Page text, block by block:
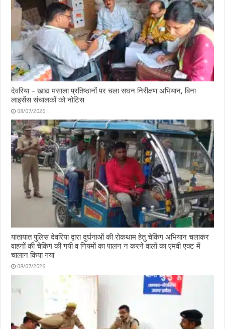
देवरिया – खाद्य मसाला प्रतिष्ठानों पर चला सघन निरीक्षण अभियान, बिना
लाइसेंस संचालकों को नोटिस
08/07/2026
यातायात पुलिस देवरिया द्वारा दुर्घनाओं की रोकथाम हेतु चेकिंग अभियान चलाकर
वाहनों की चेकिंग की गयी व नियमों का पालन न करने वालों का एमवी एक्ट में
चालान किया गया
08/07/2026